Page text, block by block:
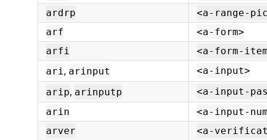
ardrp
<a-range-
arf
<a-form>
arfi
<a-form-
ari, arinput
<a-input>
arip, arinputp
<a-input-
arin
<a-input-
arver
<a-